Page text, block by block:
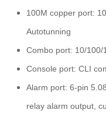
100M copper port:
Autotunning
Combo port: 10/
Console port: CLI
Alarm port: 6-pin
relay alarm output,